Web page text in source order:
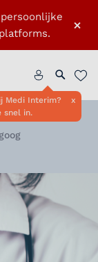
×
Medi Interim?
snel in.
x
Zoeken